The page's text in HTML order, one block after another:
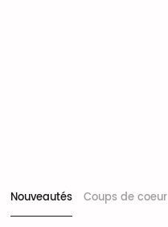
Nouveautés Coups de coeur